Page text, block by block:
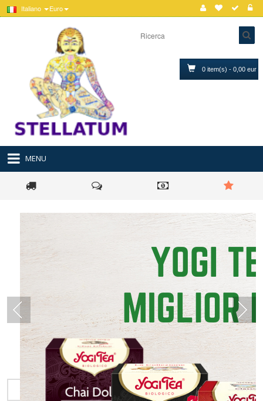
Italiano Euro
0 item(s) - 0,00 eur
MENU